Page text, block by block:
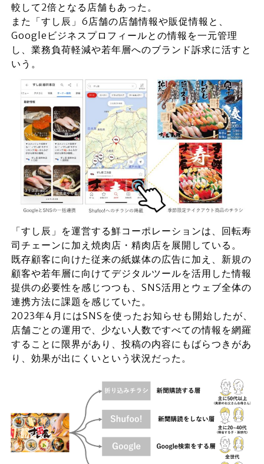
較して2倍となる店舗もあった。
また「すし辰」6店舗の店舗情報や販促情報と、
Googleビジネスプロフィールとの情報を一元管理
し、業務負荷軽減や若年層へのブランド訴求に活すと
いう。
「すし辰」を運営する鮮コーポレーションは、回転寿
司チェーンに加え焼肉店・精肉店を展開している。
既存顧客に向けた従来の紙媒体の広告に加え、新規の
顧客や若年層に向けてデジタルツールを活用した情報
提供の必要性を感じつつも、SNS活用とウェブ全体の
連携方法に課題を感じていた。
2023年4月にはSNSを使ったお知らせも開始したが、
店舗ごとの運用で、少ない人数ですべての情報を網羅
することに限界があり、投稿の内容にもばらつきがあ
り、効果が出にくいという状況だった。